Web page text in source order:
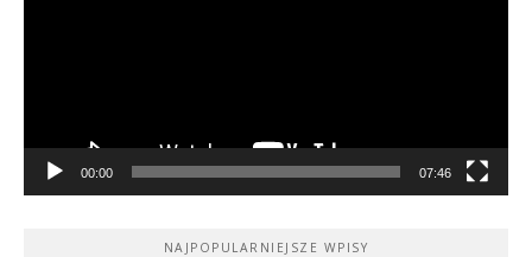
00:00 07:46
NAJPOPULARNIEJSZE WPISY